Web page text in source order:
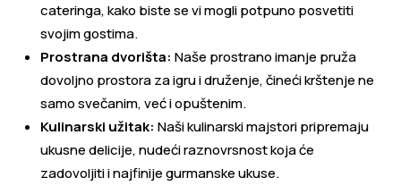
cateringa, kako biste se vi mogli potpuno posvetiti
svojim gostima.
Prostrana dvorišta: Naše prostrano imanje pruža
dovoljno prostora za igru i druženje, čineći krštenje ne
samo svečanim, već i opuštenim.
Kulinarski užitak: Naši kulinarski majstori pripremaju
ukusne delicije, nudeći raznovrsnost koja će
zadovoljiti i najfinije gurmanske ukuse.